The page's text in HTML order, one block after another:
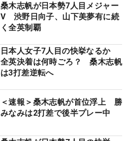
桑木志帆が日本勢7人目メジャー
V 渋野日向子、山下美夢有に続
く全英制覇
日本人女子7人目の快挙なるか
全英決着は何時ごろ？ 桑木志帆
は3打差逆転へ
＜速報＞桑木志帆が首位浮上 勝
みなみは2打差で後半プレー中